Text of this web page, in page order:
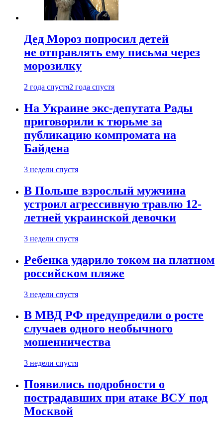
Дед Мороз попросил детей
не отправлять ему письма через
морозилку
2 года спустя2 года спустя
На Украине экс-депутата Рады
приговорили к тюрьме за
публикацию компромата на
Байдена
3 недели спустя
В Польше взрослый мужчина
устроил агрессивную травлю 12-
летней украинской девочки
3 недели спустя
Ребенка ударило током на платном
российском пляже
3 недели спустя
В МВД РФ предупредили о росте
случаев одного необычного
мошенничества
3 недели спустя
Появились подробности о
пострадавших при атаке ВСУ под
Москвой